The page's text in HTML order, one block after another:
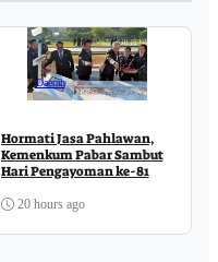
Daerah
Hormati Jasa Pahlawan,
Kemenkum Pabar Sambut
Hari Pengayoman ke-81
20 hours ago